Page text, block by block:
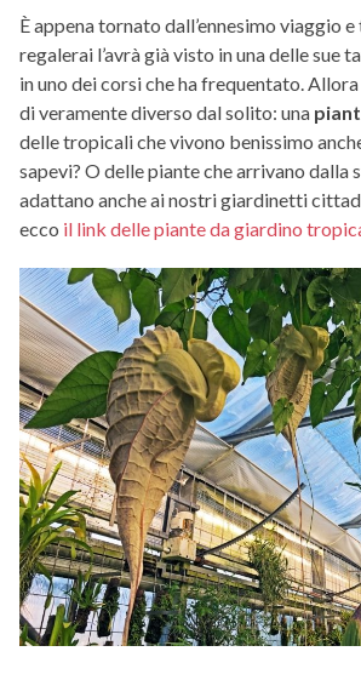
È appena tornato dall’ennesimo viaggio
regalerai l’avrà già visto in una delle sue
in uno dei corsi che ha frequentato.
di veramente diverso dal solito: una
delle tropicali che vivono benissimo
sapevi? O delle piante che arrivano dalla
adattano anche ai nostri giardinetti
ecco il link delle piante da giardino